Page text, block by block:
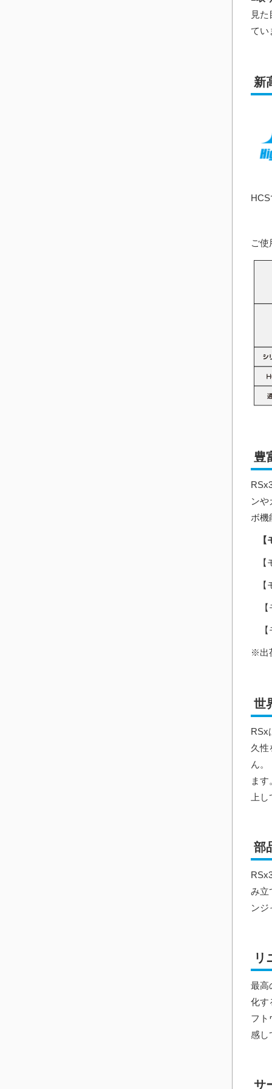
見
てい
新
ご
豊
ン
ボ機
【
【
【
【
【
※出
世
RSx
久性
ん
ま
上
部
み立
ンジ
リ
最高
化す
フト
感し
サ